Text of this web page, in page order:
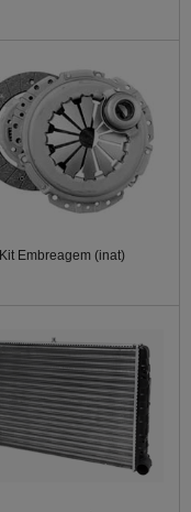
Kit Embreagem (inat)